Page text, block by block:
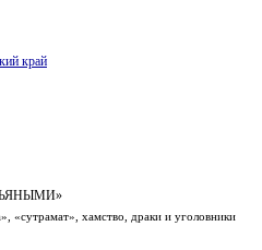
край
«сутрамат», хамство, драки и уголовники